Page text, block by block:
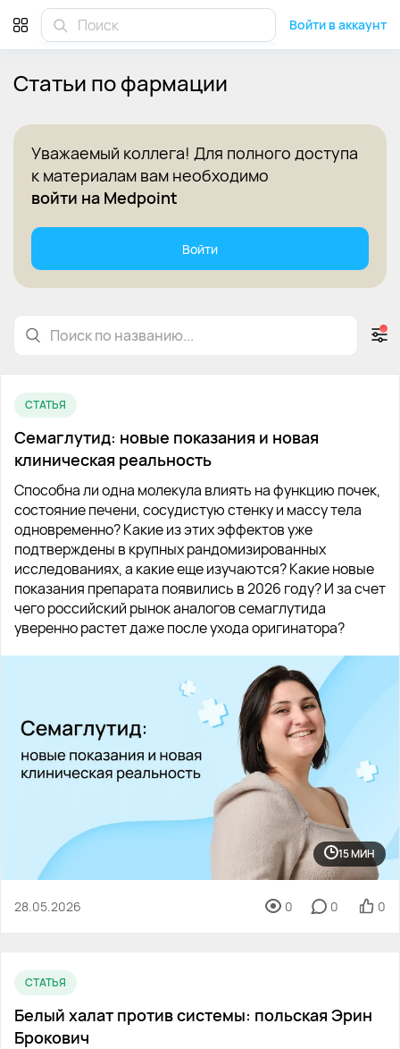
Войти в аккаунт
Статьи по фармации
Уважаемый коллега! Для полного доступа
к материалам вам необходимо
войти на Medpoint
Войти
СТАТЬЯ
Семаглутид: новые показания и новая
клиническая реальность
Способна ли одна молекула влиять на функцию почек,
состояние печени, сосудистую стенку и массу тела
одновременно? Какие из этих эффектов уже
подтверждены в крупных рандомизированных
исследованиях, а какие еще изучаются? Какие новые
показания препарата появились в 2026 году? И за счет
чего российский рынок аналогов семаглутида
уверенно растет даже после ухода оригинатора?
15 МИН
28.05.2026 0 0 0
СТАТЬЯ
Белый халат против системы: польская Эрин
Брокович
Научные статьи по фармации для врачей на Medpoint